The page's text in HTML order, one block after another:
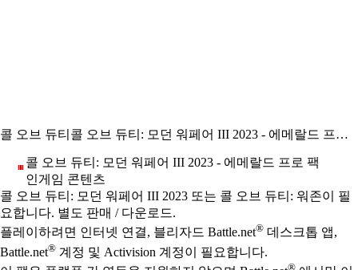
콜 오브 듀티 콜 오브 듀티: 모던 워페어 III 2023 - 에메랄드 프로 팩
콜 오브 듀티: 모던 워페어 III 2023 - 에메랄드 프로 팩
인게임 콘텐츠
가격
Available actions
콜 오브 듀티: 모던 워페어 III 2023 또는 콜 오브 듀티: 워존이 필
요합니다. 별도 판매 / 다운로드.
플레이하려면 인터넷 연결, 블리자드 Battle.net® 데스크톱 앱,
Battle.net® 계정 및 Activision 계정이 필요합니다.
®